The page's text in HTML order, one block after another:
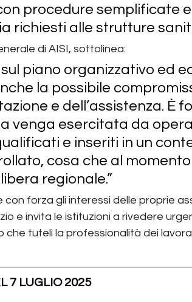
procedure semplificate
richiesti alle strutture
di AISI, sottolinea:
piano organizzativo ed
la possibile
e dell’assistenza. È
venga esercitata da
e inseriti in un
cosa che al
regionale.”
con forza gli interessi delle proprie
e invita le istituzioni a rivedere
tuteli la professionalità dei
7 LUGLIO 2025